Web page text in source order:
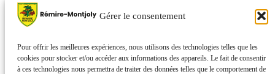
Gérer le consentement
Pour offrir les meilleures expériences, nous utilisons des technologies telles que les
cookies pour stocker et/ou accéder aux informations des appareils. Le fait de consentir
à ces technologies nous permettra de traiter des données telles que le comportement de
Newsletter
nouvelles de votre commune.